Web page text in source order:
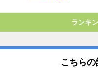
ランキ
こちら